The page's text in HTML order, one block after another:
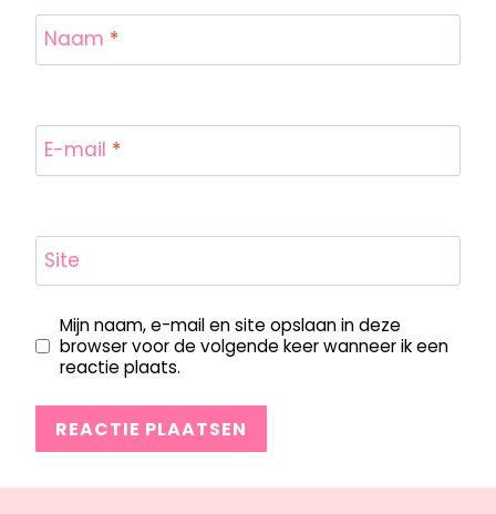
Naam *
E-mail *
Site
Mijn naam, e-mail en site opslaan in deze
browser voor de volgende keer wanneer ik een
reactie plaats.